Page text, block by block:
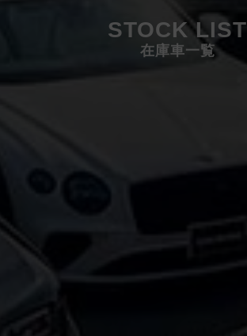
STOCK LIST
在庫車一覧